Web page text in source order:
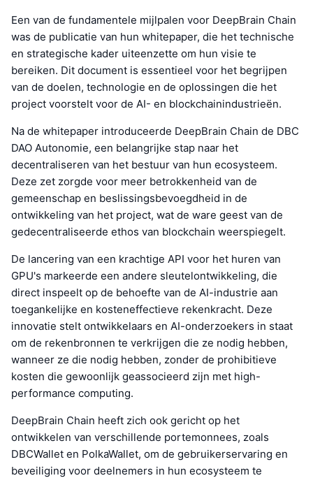
Een van de fundamentele mijlpalen voor DeepBrain Chain
was de publicatie van hun whitepaper, die het technische
en strategische kader uiteenzette om hun visie te
bereiken. Dit document is essentieel voor het begrijpen
van de doelen, technologie en de oplossingen die het
project voorstelt voor de AI- en blockchainindustrieën.
Na de whitepaper introduceerde DeepBrain Chain de DBC
DAO Autonomie, een belangrijke stap naar het
decentraliseren van het bestuur van hun ecosysteem.
Deze zet zorgde voor meer betrokkenheid van de
gemeenschap en beslissingsbevoegdheid in de
ontwikkeling van het project, wat de ware geest van de
gedecentraliseerde ethos van blockchain weerspiegelt.
De lancering van een krachtige API voor het huren van
GPU's markeerde een andere sleutelontwikkeling, die
direct inspeelt op de behoefte van de AI-industrie aan
toegankelijke en kosteneffectieve rekenkracht. Deze
innovatie stelt ontwikkelaars en AI-onderzoekers in staat
om de rekenbronnen te verkrijgen die ze nodig hebben,
wanneer ze die nodig hebben, zonder de prohibitieve
kosten die gewoonlijk geassocieerd zijn met high-
performance computing.
DeepBrain Chain heeft zich ook gericht op het
ontwikkelen van verschillende portemonnees, zoals
DBCWallet en PolkaWallet, om de gebruikerservaring en
beveiliging voor deelnemers in hun ecosysteem te